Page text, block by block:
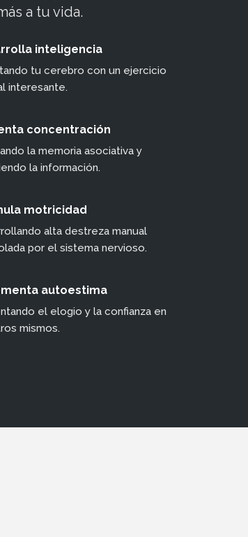
a tu vida.
inteligencia
tu cerebro con un ejercicio
interesante.
concentración
la memoria asociativa y
la información.
motricidad
alta destreza manual
por el sistema nervioso.
autoestima
el elogio y la confianza en
mismos.